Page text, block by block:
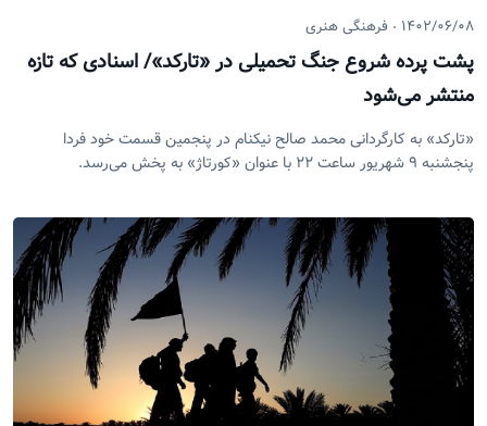
۱۴۰۲/۰۶/۰۸ فرهنگی هنری
پشت پرده شروع جنگ تحمیلی در «تارکد»/ اسنادی که تازه
منتشر می‌شود
«تارکد» به کارگردانی محمد صالح نیکنام در پنجمین قسمت خود فردا
پنجشنبه ۹ شهریور ساعت ۲۲ با عنوان «کورتاژ» به پخش می‌رسد.